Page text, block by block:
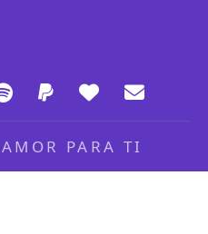
PARA TI